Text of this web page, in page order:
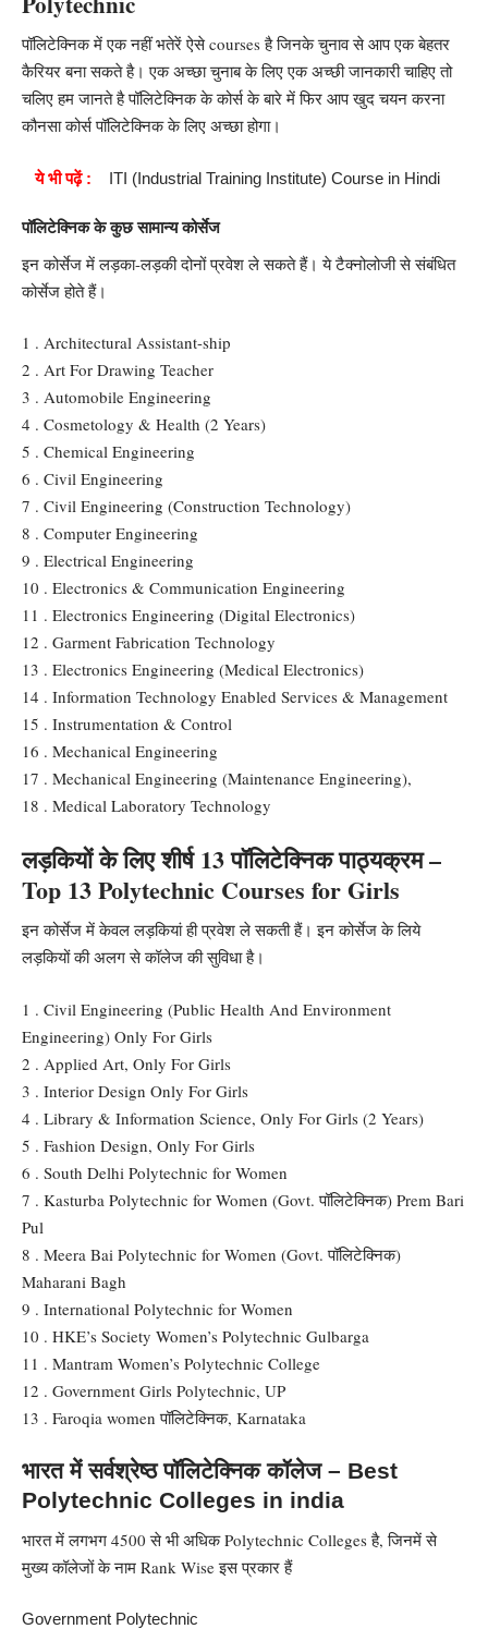
पॉलिटेक्निक में एक नहीं भतेरें ऐसे courses है जिनके चुनाव से आप एक बेहतर
कैरियर बना सकते है। एक अच्छा चुनाब के लिए एक अच्छी जानकारी चाहिए तो
चलिए हम जानते है पॉलिटेक्निक के कोर्स के बारे में फिर आप खुद चयन करना
कौनसा कोर्स पॉलिटेक्निक के लिए अच्छा होगा।
ये भी पढ़ें : ITI (Industrial Training Institute) Course in Hindi
पॉलिटेक्निक के कुछसामान्य कोर्सेज
इन कोर्सेज में लड़का-लड़की दोनों प्रवेश ले सकते हैं। ये टैक्नोलोजी से संबंधित
कोर्सेज होते हैं।
1 . Architectural Assistant-ship
2 . Art For Drawing Teacher
3 . Automobile Engineering
4 . Cosmetology & Health (2 Years)
5 . Chemical Engineering
6 . Civil Engineering
7 . Civil Engineering (Construction Technology)
8 . Computer Engineering
9 . Electrical Engineering
10 . Electronics & Communication Engineering
11 . Electronics Engineering (Digital Electronics)
12 . Garment Fabrication Technology
13 . Electronics Engineering (Medical Electronics)
14 . Information Technology Enabled Services & Management
15 . Instrumentation & Control
16 . Mechanical Engineering
17 . Mechanical Engineering (Maintenance Engineering),
18 . Medical Laboratory Technology
लड़कियों के लिए शीर्ष 13 पॉलिटेक्निक पाठ्यक्रम –
Top 13 Polytechnic Courses for Girls
इन कोर्सेज में केवल लड़कियां ही प्रवेश ले सकती हैं। इन कोर्सेज के लिये
लड़कियों की अलग से कॉलेज की सुविधा है।
1 . Civil Engineering (Public Health And Environment
Engineering) Only For Girls
2 . Applied Art, Only For Girls
3 . Interior Design Only For Girls
4 . Library & Information Science, Only For Girls (2 Years)
5 . Fashion Design, Only For Girls
6 . South Delhi Polytechnic for Women
7 . Kasturba Polytechnic for Women (Govt. पॉलिटेक्निक) Prem Bari
Pul
8 . Meera Bai Polytechnic for Women (Govt. पॉलिटेक्निक)
Maharani Bagh
9 . International Polytechnic for Women
10 . HKE’s Society Women’s Polytechnic Gulbarga
11 . Mantram Women’s Polytechnic College
12 . Government Girls Polytechnic, UP
13 . Faroqia women पॉलिटेक्निक, Karnataka
भारत में सर्वश्रेष्ठ पॉलिटेक्निक कॉलेज – Best
Polytechnic Colleges in india
भारत में लगभग 4500 से भी अधिक Polytechnic Colleges है, जिनमें से
मुख्य कॉलेजों के नाम Rank Wise इस प्रकार हैं
Government Polytechnic